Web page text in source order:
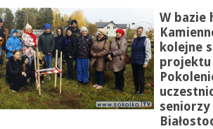
W bazie
kolejne
projektu